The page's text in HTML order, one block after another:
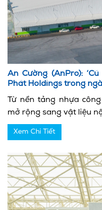
An Cường (AnPro):
Phát Holdings trong
Từ nền tảng nhựa
mở rộng sang vật liệu
Xem Chi Tiết